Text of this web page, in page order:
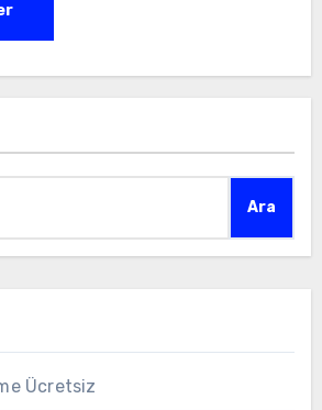
Ara
Ücretsiz